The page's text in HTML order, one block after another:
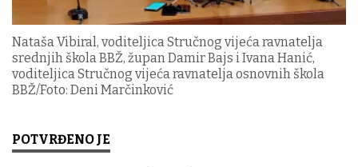
Nataša Vibiral, voditeljica Stručnog vijeća ravnatelja
srednjih škola BBŽ, župan Damir Bajs i Ivana Hanić,
voditeljica Stručnog vijeća ravnatelja osnovnih škola
BBŽ/Foto: Deni Marčinković
POTVRĐENO JE